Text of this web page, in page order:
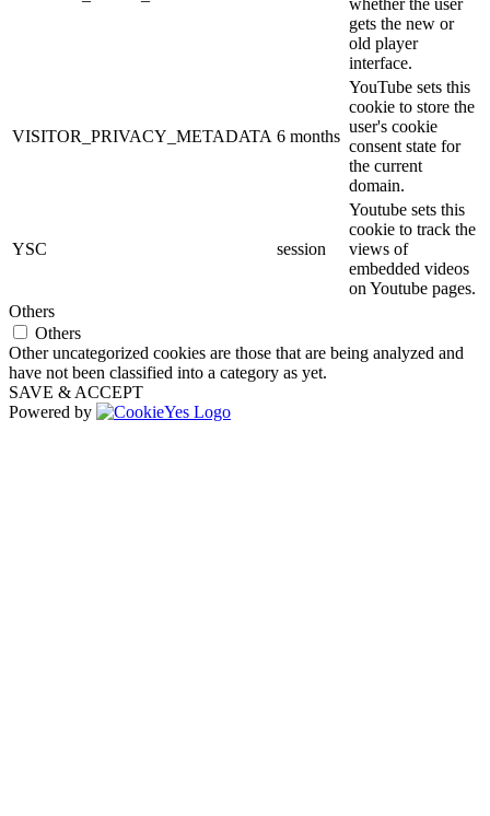
whether the user
gets the new or
old player
interface.
VISITOR_PRIVACY_METADATA 6 months
YouTube sets this
cookie to store the
user's cookie
consent state for
the current
domain.
YSC session
Youtube sets this
cookie to track the
views of
embedded videos
on Youtube pages.
Others
Others
Other uncategorized cookies are those that are being analyzed and
have not been classified into a category as yet.
SAVE & ACCEPT
Powered by